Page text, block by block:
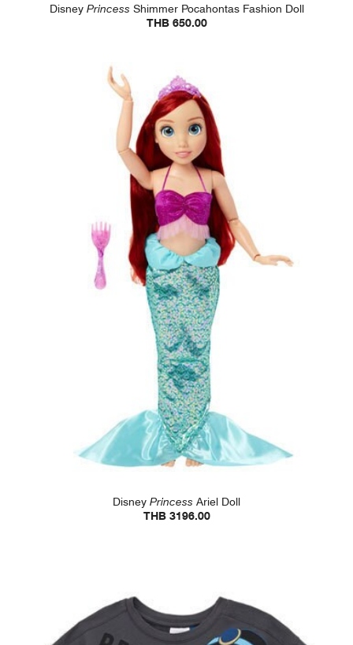
DisneyPrincess Shimmer Pocahontas Fashion Doll
THB 650.00
DisneyPrincess Ariel Doll
THB 3196.00